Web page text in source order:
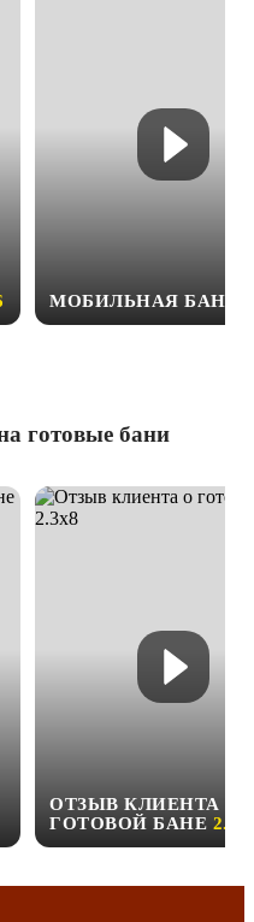
МОБИЛЬНАЯ БАНЯ
готовые бани
ОТЗЫВ КЛИЕНТА О
ГОТОВОЙ БАНЕ